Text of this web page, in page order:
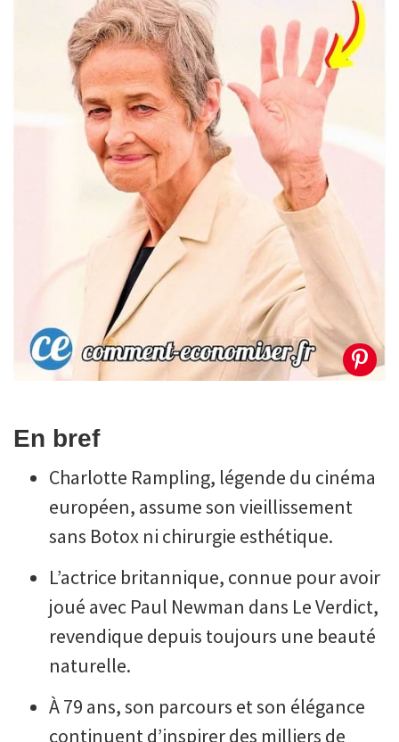
En bref
Charlotte Rampling, légende du cinéma
européen, assume son vieillissement
sans Botox ni chirurgie esthétique.
L’actrice britannique, connue pour avoir
joué avec Paul Newman dans Le Verdict,
revendique depuis toujours une beauté
naturelle.
À 79 ans, son parcours et son élégance
continuent d’inspirer des milliers de